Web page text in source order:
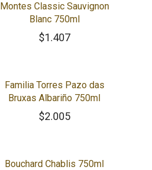
Montes Classic Sauvignon
Blanc 750ml
$1.407
Familia Torres Pazo das
Bruxas Albariño 750ml
$2.005
Bouchard Chablis 750ml